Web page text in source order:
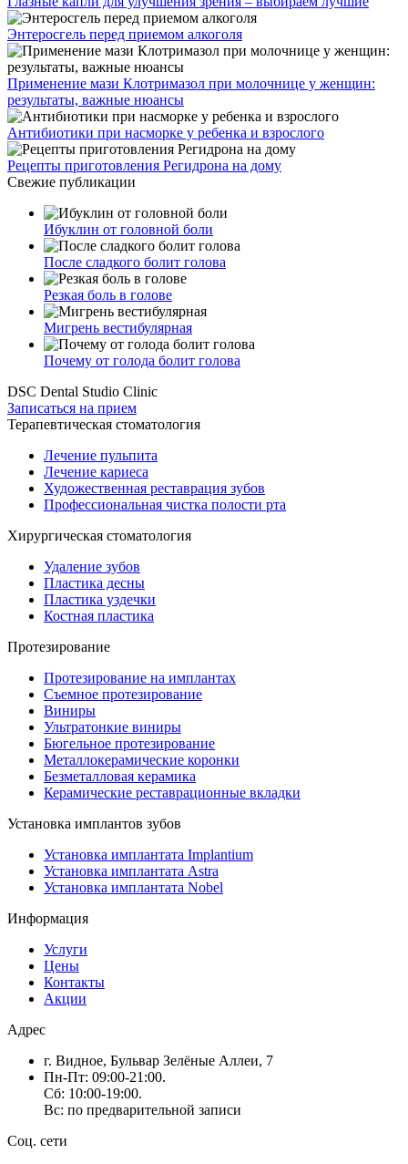
Энтеросгель перед приемом алкоголя
Применение мази Клотримазол при молочнице у женщин:
результаты, важные нюансы
Антибиотики при насморке у ребенка и взрослого
Рецепты приготовления Регидрона на дому
Свежие публикации
Ибуклин от головной боли
После сладкого болит голова
Резкая боль в голове
Мигрень вестибулярная
Почему от голода болит голова
DSC Dental Studio Clinic
Записаться на прием
Терапевтическая стоматология
Лечение пульпита
Лечение кариеса
Художественная реставрация зубов
Профессиональная чистка полости рта
Хирургическая стоматология
Удаление зубов
Пластика десны
Пластика уздечки
Костная пластика
Протезирование
Протезирование на имплантах
Съемное протезирование
Виниры
Ультратонкие виниры
Бюгельное протезирование
Металлокерамические коронки
Безметалловая керамика
Керамические реставрационные вкладки
Установка имплантов зубов
Установка имплантата Implantium
Установка имплантата Astra
Установка имплантата Nobel
Информация
Услуги
Цены
Контакты
Акции
Адрес
г. Видное, Бульвар Зелёные Аллеи, 7
Пн-Пт: 09:00-21:00.
Сб: 10:00-19:00.
Вс: по предварительной записи
Соц. сети